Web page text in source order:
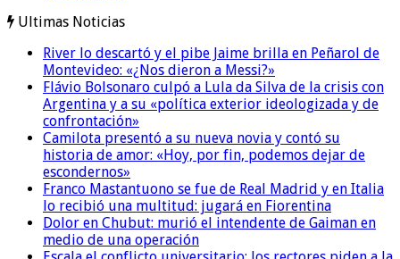
Ultimas Noticias
River lo descartó y el pibe Jaime brilla en Peñarol de
Montevideo: «¿Nos dieron a Messi?»
Flávio Bolsonaro culpó a Lula da Silva de la crisis con
Argentina y a su «política exterior ideologizada y de
confrontación»
Camilota presentó a su nueva novia y contó su
historia de amor: «Hoy, por fin, podemos dejar de
escondernos»
Franco Mastantuono se fue de Real Madrid y en Italia
lo recibió una multitud: jugará en Fiorentina
Dolor en Chubut: murió el intendente de Gaiman en
medio de una operación